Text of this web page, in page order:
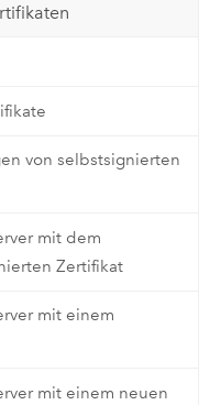
von selbstsignierten
mit dem
Zertifikat
mit einem
mit einem neuen